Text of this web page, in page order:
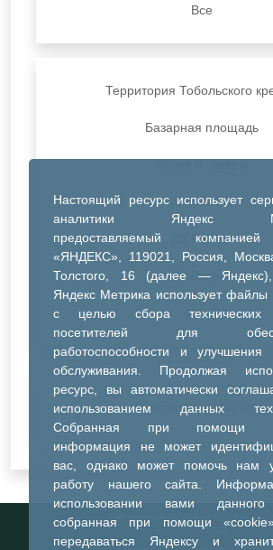
Настоящий ресурс использует
аналитики Яндекс
предоставляемый
«ЯНДЕКС», 119021, Россия,
Толстого, 16 (далее —
Яндекс Метрика использует файлы
с целью сбора технических
посетителей для
работоспособности и улучшения
обслуживания. Продолжая
ресурс, вы автоматически
использованием данных
Собранная при помощи
информация не может
вас, однако может помочь нам
работу нашего сайта.
использовании вами данного
собранная при помощи
передаваться Яндексу и
Все
Территория Тобольского
Базарная площадь
ДК Синтез
ДК Речник
ДК Водник
Иное
Очистить все фильтры
Информационный портал
Тобольска